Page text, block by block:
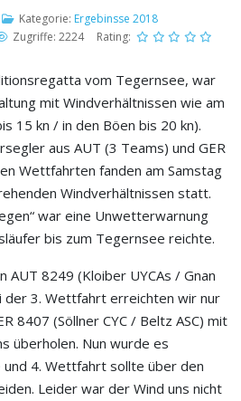
Kategorie: Ergebinsse 2018
Zugriffe: 2224 Rating:
vom Tegernsee, war
mit Windverhältnissen wie am
15 kn / in den Böen bis 20 kn).
aus AUT (3 Teams) und GER
Wettfahrten fanden am Samstag
Windverhältnissen statt.
war eine Unwetterwarnung
bis zum Tegernsee reichte.
AUT 8249 (Kloiber UYCAs / Gnan
der 3. Wettfahrt erreichten wir nur
8407 (Söllner CYC / Beltz ASC) mit
überholen. Nun wurde es
4. Wettfahrt sollte über den
Leider war der Wind uns nicht